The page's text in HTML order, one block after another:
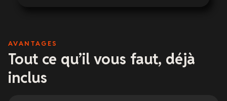
AVANTAGES
Tout ce qu’il vous faut, déjà
inclus